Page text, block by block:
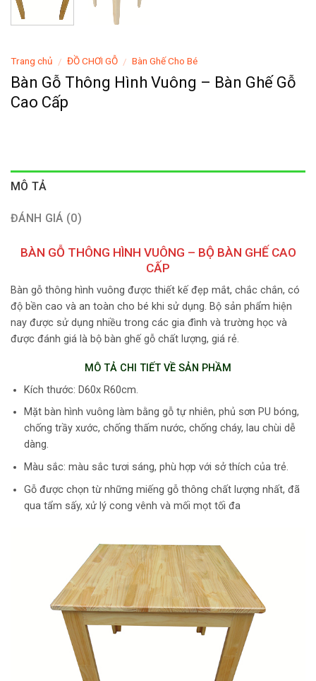
Trang chủ / ĐỒ CHƠI GỖ / Bàn Ghế Cho Bé
Bàn Gỗ Thông Hình Vuông – Bàn Ghế Gỗ
Cao Cấp
MÔ TẢ
ĐÁNH GIÁ (0)
BÀN GỖ THÔNG HÌNH VUÔNG – BỘ BÀN GHẾ CAO
CẤP
Bàn gỗ thông hình vuông được thiết kế đẹp mắt, chắc chắn, có
độ bền cao và an toàn cho bé khi sử dụng. Bộ sản phẩm hiện
nay được sử dụng nhiều trong các gia đình và trường học và
được đánh giá là bộ bàn ghế gỗ chất lượng, giá rẻ.
MÔ TẢ CHI TIẾT VỀ SẢN PHẦM
Kích thước: D60x R60cm.
Mặt bàn hình vuông làm bằng gỗ tự nhiên, phủ sơn PU bóng,
chống trầy xước, chống thấm nước, chống cháy, lau chùi dễ
dàng.
Màu sắc: màu sắc tươi sáng, phù hợp với sở thích của trẻ.
Gỗ được chọn từ những miếng gỗ thông chất lượng nhất, đã
qua tẩm sấy, xử lý cong vênh và mối mọt tối đa